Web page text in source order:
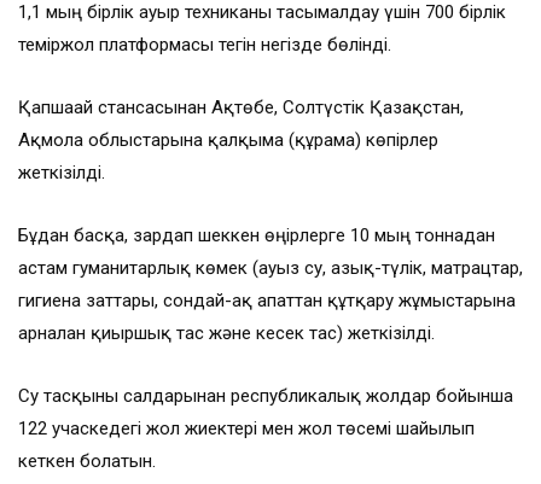
1,1 мың бірлік ауыр техниканы тасымалдау үшін 700 бірлік
теміржол платформасы тегін негізде бөлінді.
Қапшағай стансасынан Ақтөбе, Солтүстік Қазақстан,
Ақмола облыстарына қалқыма (құрама) көпірлер
жеткізілді.
Бұдан басқа, зардап шеккен өңірлерге 10 мың тоннадан
астам гуманитарлық көмек (ауыз су, азық-түлік, матрацтар,
гигиена заттары, сондай-ақ апаттан құтқару жұмыстарына
арналған қиыршық тас және кесек тас) жеткізілді.
Су тасқыны салдарынан республикалық жолдар бойынша
122 учаскедегі жол жиектері мен жол төсемі шайылып
кеткен болатын.